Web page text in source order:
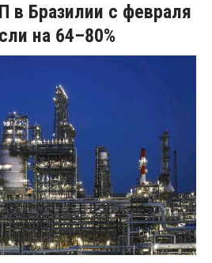
в Бразилии с февраля
на 64–80%